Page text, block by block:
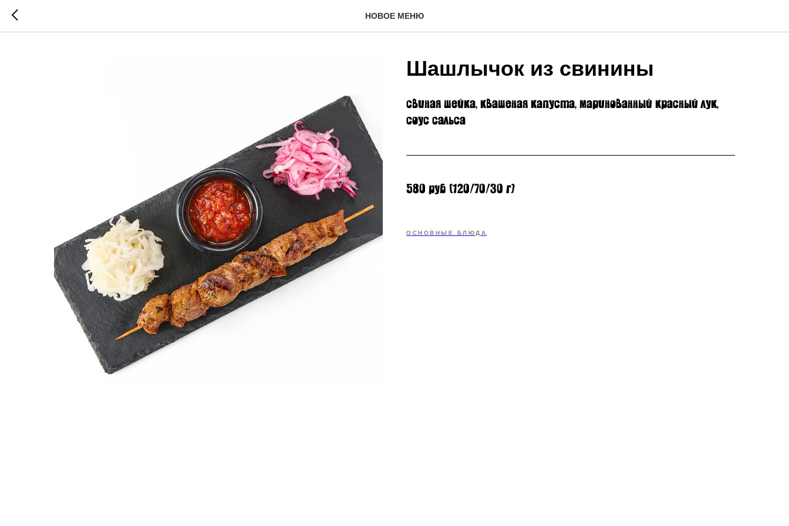
НОВОЕ МЕНЮ
Шашлычок из свинины
свиная шейка, квашеная капуста, маринованный красный лук,
соус сальса
580 руб (120/70/30 г)
ОСНОВНЫЕ БЛЮДА